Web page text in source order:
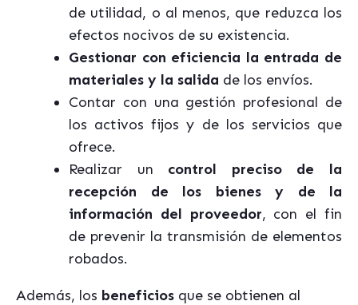
de utilidad, o al menos, que reduzca los
efectos nocivos de su existencia.
Gestionar con eficiencia la entrada de
materiales y la salida de los envíos.
Contar con una gestión profesional de
los activos fijos y de los servicios que
ofrece.
Realizar un control preciso de la
recepción de los bienes y de la
información del proveedor, con el fin
de prevenir la transmisión de elementos
robados.
Además, los beneficios que se obtienen al